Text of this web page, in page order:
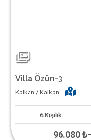
Villa Özün-3
Kalkan / Kalkan
6 Kişilik
96.080 ₺-